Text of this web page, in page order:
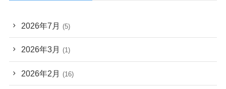
2026年7月 (5)
2026年3月 (1)
2026年2月 (16)